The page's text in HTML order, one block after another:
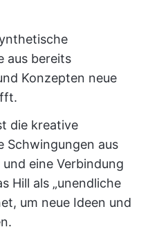
aus bereits
Konzepten neue
die kreative
Schwingungen aus
eine Verbindung
Hill als „unendliche
um neue Ideen und